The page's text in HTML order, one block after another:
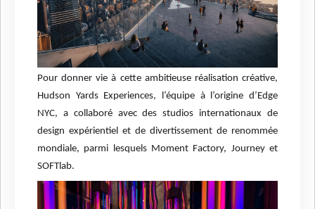
Pour donner vie à cette ambitieuse réalisation créative,
Hudson Yards Experiences, l’équipe à l’origine d’Edge
NYC, a collaboré avec des studios internationaux de
design expérientiel et de divertissement de renommée
mondiale, parmi lesquels Moment Factory, Journey et
SOFTlab.